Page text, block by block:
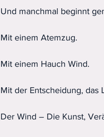
Und manchmal beginnt
Mit einem Atemzug.
Mit einem Hauch Wind.
Mit der Entscheidung, das
Der Wind – Die Kunst,